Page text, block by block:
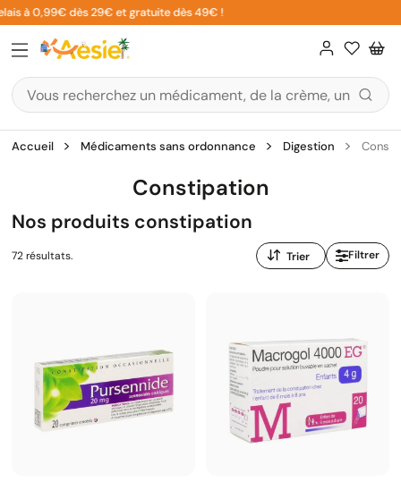
Aller
au
contenu
0,99€ dès 29€ et gratuite dès 49€ !
Accueil Médicaments sans ordonnance Digestion
Constipation
Nos produits constipation
72 résultats.
Trier
par
Filtrer